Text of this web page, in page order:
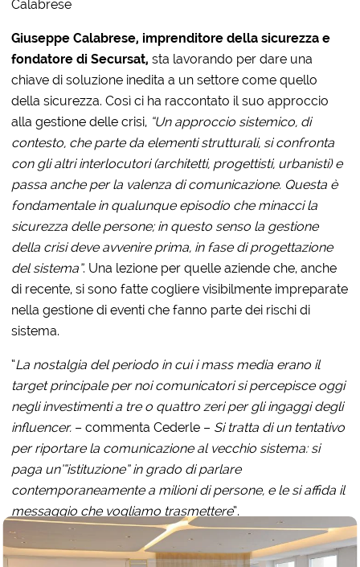
Calabrese
Giuseppe Calabrese, imprenditore della sicurezza e
fondatore di Secursat, sta lavorando per dare una
chiave di soluzione inedita a un settore come quello
della sicurezza. Così ci ha raccontato il suo approccio
alla gestione delle crisi, “Un approccio sistemico, di
contesto, che parte da elementi strutturali, si confronta
con gli altri interlocutori (architetti, progettisti, urbanisti) e
passa anche per la valenza di comunicazione. Questa è
fondamentale in qualunque episodio che minacci la
sicurezza delle persone; in questo senso la gestione
della crisi deve avvenire prima, in fase di progettazione
del sistema”. Una lezione per quelle aziende che, anche
di recente, si sono fatte cogliere visibilmente impreparate
nella gestione di eventi che fanno parte dei rischi di
sistema.
“La nostalgia del periodo in cui i mass media erano il
target principale per noi comunicatori si percepisce oggi
negli investimenti a tre o quattro zeri per gli ingaggi degli
influencer. – commenta Cederle – Si tratta di un tentativo
per riportare la comunicazione al vecchio sistema: si
paga un’“istituzione” in grado di parlare
contemporaneamente a milioni di persone, e le si affida il
messaggio che vogliamo trasmettere”.